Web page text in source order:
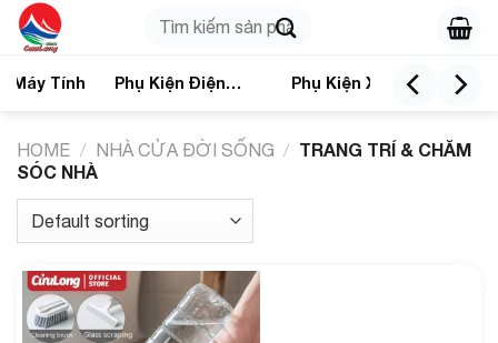
Skip
Search
Phụ Kiện Điện
Phụ Kiện Xe
Máy Tính
HOME / NHÀ CỬA ĐỜI SỐNG / TRANG TRÍ & CHĂM
SÓC NHÀ